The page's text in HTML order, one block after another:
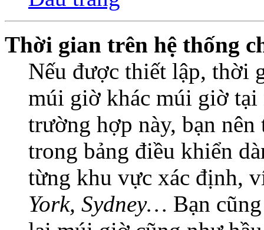
Thời gian trên hệ thống
Nếu được thiết lập, thời
múi giờ khác múi giờ tại
trường hợp này, bạn
trong bảng điều khiển
từng khu vực xác định,
York, Sydney… Bạn